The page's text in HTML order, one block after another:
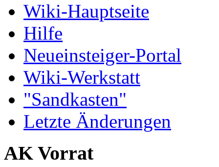
Wiki-Hauptseite
Hilfe
Neueinsteiger-Portal
Wiki-Werkstatt
"Sandkasten"
Letzte Änderungen
AK Vorrat